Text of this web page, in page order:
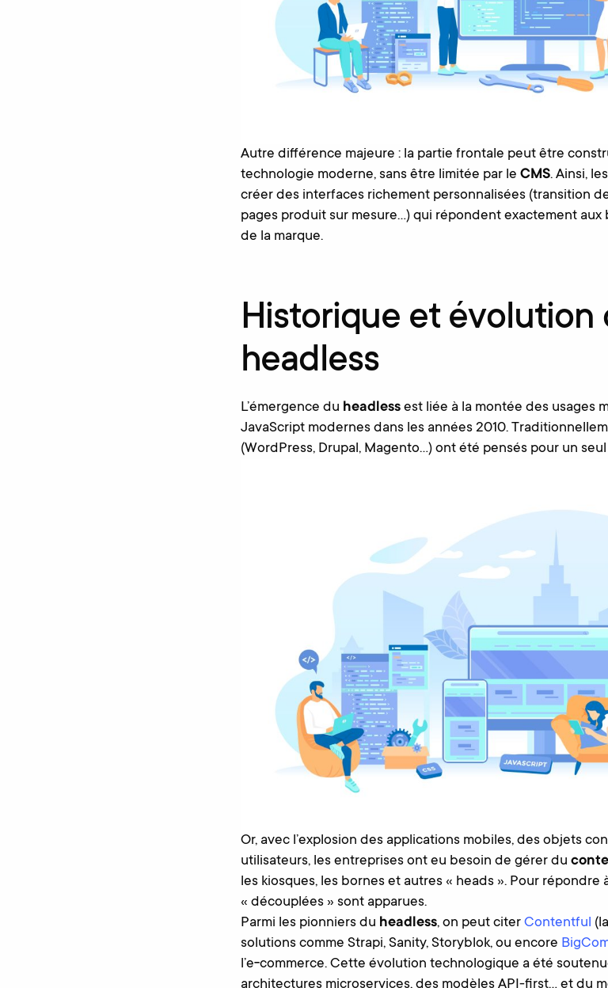
Autre différence majeure : la partie frontale peut être
technologie moderne, sans être limitée par le CMS. Ainsi,
créer des interfaces richement personnalisées (transition
pages produit sur mesure…) qui répondent exactement aux
de la marque.
Historique et évolution
headless
L’émergence du headlessest liée à la montée des usages
JavaScript modernes dans les années 2010.
(WordPress, Drupal, Magento…) ont été pensés pour un
Or, avec l’explosion des applications mobiles, des objets
utilisateurs, les entreprises ont eu besoin de gérer du
les kiosques, les bornes et autres « heads ». Pour
« découplées » sont apparues.
Parmi les pionniers du headless, on peut citer Contentful
solutions comme Strapi, Sanity, Storyblok, ou encore
l’e‑commerce. Cette évolution technologique a été
architectures microservices, des modèles API-first… et du